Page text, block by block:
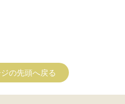
の先頭へ戻る